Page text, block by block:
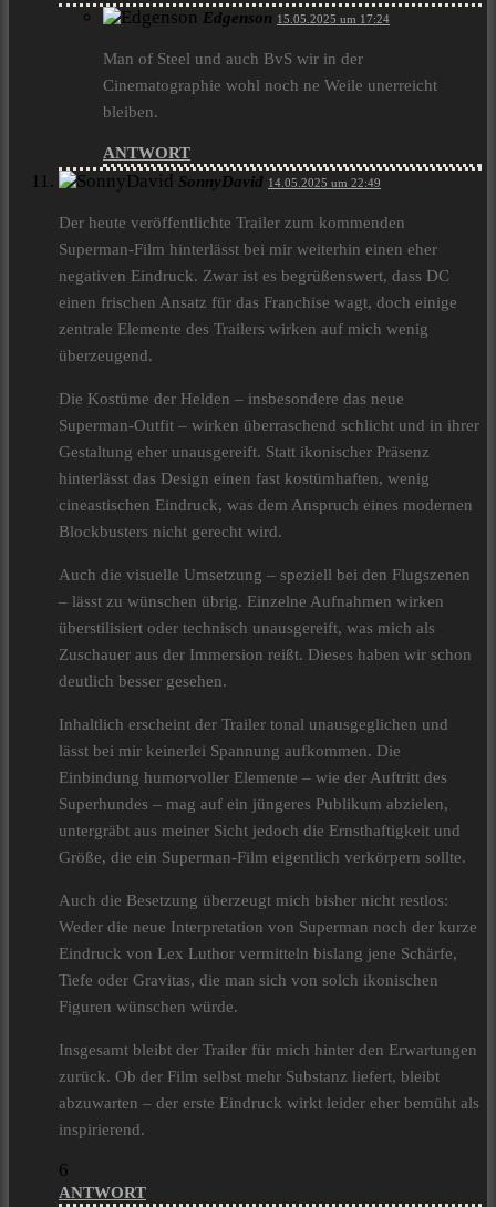
Edgenson 15.05.2025 um 17:24
Man of Steel und auch BvS wir in der
Cinematographie wohl noch ne Weile unerreicht
bleiben.
ANTWORT
SonnyDavid 14.05.2025 um 22:49
Der heute veröffentlichte Trailer zum kommenden
Superman-Film hinterlässt bei mir weiterhin einen eher
negativen Eindruck. Zwar ist es begrüßenswert, dass DC
einen frischen Ansatz für das Franchise wagt, doch einige
zentrale Elemente des Trailers wirken auf mich wenig
überzeugend.
Die Kostüme der Helden – insbesondere das neue
Superman-Outfit – wirken überraschend schlicht und in ihrer
Gestaltung eher unausgereift. Statt ikonischer Präsenz
hinterlässt das Design einen fast kostümhaften, wenig
cineastischen Eindruck, was dem Anspruch eines modernen
Blockbusters nicht gerecht wird.
Auch die visuelle Umsetzung – speziell bei den Flugszenen
– lässt zu wünschen übrig. Einzelne Aufnahmen wirken
überstilisiert oder technisch unausgereift, was mich als
Zuschauer aus der Immersion reißt. Dieses haben wir schon
deutlich besser gesehen.
Inhaltlich erscheint der Trailer tonal unausgeglichen und
lässt bei mir keinerlei Spannung aufkommen. Die
Einbindung humorvoller Elemente – wie der Auftritt des
Superhundes – mag auf ein jüngeres Publikum abzielen,
untergräbt aus meiner Sicht jedoch die Ernsthaftigkeit und
Größe, die ein Superman-Film eigentlich verkörpern sollte.
Auch die Besetzung überzeugt mich bisher nicht restlos:
Weder die neue Interpretation von Superman noch der kurze
Eindruck von Lex Luthor vermitteln bislang jene Schärfe,
Tiefe oder Gravitas, die man sich von solch ikonischen
Figuren wünschen würde.
Insgesamt bleibt der Trailer für mich hinter den Erwartungen
zurück. Ob der Film selbst mehr Substanz liefert, bleibt
abzuwarten – der erste Eindruck wirkt leider eher bemüht als
inspirierend.
6
ANTWORT